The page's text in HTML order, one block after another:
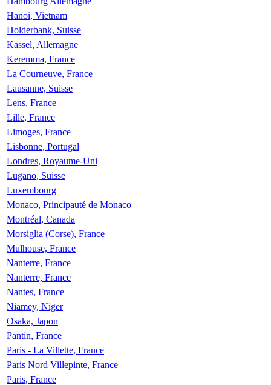
Hanoi, Vietnam
Holderbank, Suisse
Kassel, Allemagne
Keremma, France
La Courneuve, France
Lausanne, Suisse
Lens, France
Lille, France
Limoges, France
Lisbonne, Portugal
Londres, Royaume-Uni
Lugano, Suisse
Luxembourg
Monaco, Principauté de Monaco
Montréal, Canada
Morsiglia (Corse), France
Mulhouse, France
Nanterre, France
Nanterre, France
Nantes, France
Niamey, Niger
Osaka, Japon
Pantin, France
Paris - La Villette, France
Paris Nord Villepinte, France
Paris, France